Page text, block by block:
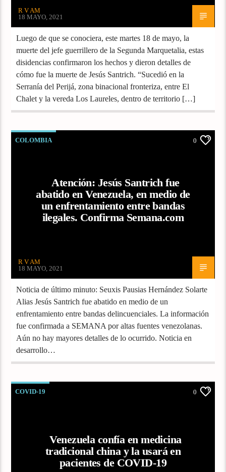
R V AM
18 MAYO, 2021
Luego de que se conociera, este martes 18 de mayo, la
muerte del jefe guerrillero de la Segunda Marquetalia, estas
disidencias confirmaron los hechos y dieron detalles de
cómo fue la muerte de Jesús Santrich. “Sucedió en la
Serranía del Perijá, zona binacional fronteriza, entre El
Chalet y la vereda Los Laureles, dentro de territorio […]
COLOMBIA 0
Atención: Jesús Santrich fue
abatido en Venezuela, en medio de
un enfrentamiento entre bandas
ilegales. Confirma Semana.com
R V AM
18 MAYO, 2021
Noticia de último minuto: Seuxis Pausias Hernández Solarte
Alias Jesús Santrich fue abatido en medio de un
enfrentamiento entre bandas delincuenciales. La información
fue confirmada a SEMANA por altas fuentes venezolanas.
Aún no hay mayores detalles de lo ocurrido. Noticia en
desarrollo…
COVID-19 0
Venezuela confía en medicina
tradicional china y la usará en
pacientes de COVID-19